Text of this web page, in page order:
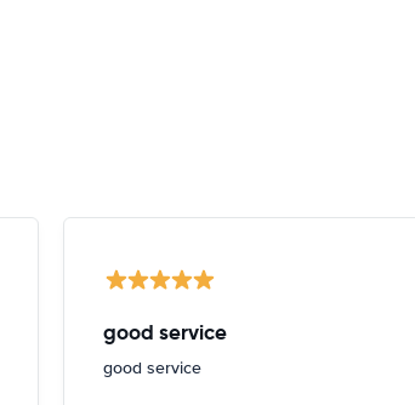
good service
good service